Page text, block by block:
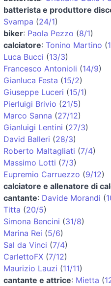
batterista e produttore
Svampa (24/1)
biker: Paola Pezzo (8/1)
calciatore: Tonino Martino (
Luca Bucci (13/3)
Francesco Antonioli (14/9)
Gianluca Festa (15/2)
Giuseppe Luceri (15/1)
Pierluigi Brivio (21/5)
Marco Sanna (27/12)
Gianluigi Lentini (27/3)
David Balleri (28/3)
Roberto Maltagliati (7/4)
Massimo Lotti (7/3)
Eupremio Carruezzo (9/12)
calciatore e allenatore di
cantante: Davide Morandi (
Titta (20/5)
Simona Bencini (31/8)
Marina Rei (5/6)
Sal da Vinci (7/4)
CarlettoFX (7/12)
Maurizio Lauzi (11/11)
cantante e attrice: Mietta (